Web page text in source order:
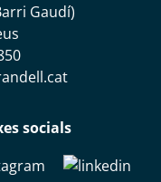
Gaudí)
socials